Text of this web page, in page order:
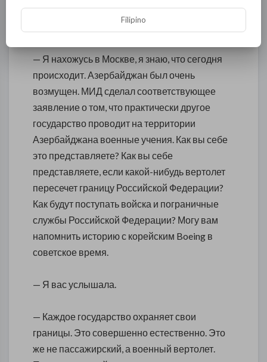
азербайджанские войска, и это затрудняет
доступ к этому месту.
— Я нахожусь в Москве, я знаю, что сегодня
происходит. Азербайджан был очень
возмущен. МИД сделал соответствующее
заявление о том, что практически другое
государство проводит на территории
Азербайджана военные учения. Как вы себе
это представляете? Как вы себе
представляете, если какой-нибудь вертолет
пересечет границу Российской Федерации?
Как будут поступать войска и пограничные
службы Российской Федерации? Могу вам
напомнить историю с корейским Boeing в
советское время.
— Я вас услышала.
— Каждое государство охраняет свои
границы. Это совершенно естественно. Это
же не пассажирский, а военный вертолет.
Filipino